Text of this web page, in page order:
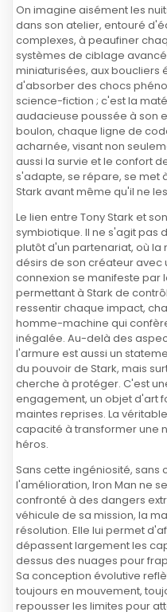
On imagine aisément les
dans son atelier, entouré
complexes, à peaufiner
systèmes de ciblage
miniaturisées, aux
d'absorber des chocs
science-fiction ; c'est la
audacieuse poussée à son
boulon, chaque ligne de
acharnée, visant non
aussi la survie et le confort
s'adapte, se répare, se met
Stark avant même qu'il ne
Le lien entre Tony Stark et
symbiotique. Il ne s'agit pas
plutôt d'un partenariat, où
désirs de son créateur avec
connexion se manifeste par
permettant à Stark de
ressentir chaque impact,
homme-machine qui
inégalée. Au-delà des
l'armure est aussi un
du pouvoir de Stark, mais
cherche à protéger. C'est
engagement, un objet d'art
maintes reprises. La véritable
capacité à transformer une
héros.
Sans cette ingéniosité,
l'amélioration, Iron Man ne
confronté à des dangers
véhicule de sa mission, la
résolution. Elle lui permet
dépassent largement les
dessus des nuages pour
Sa conception évolutive
toujours en mouvement,
repousser les limites pour